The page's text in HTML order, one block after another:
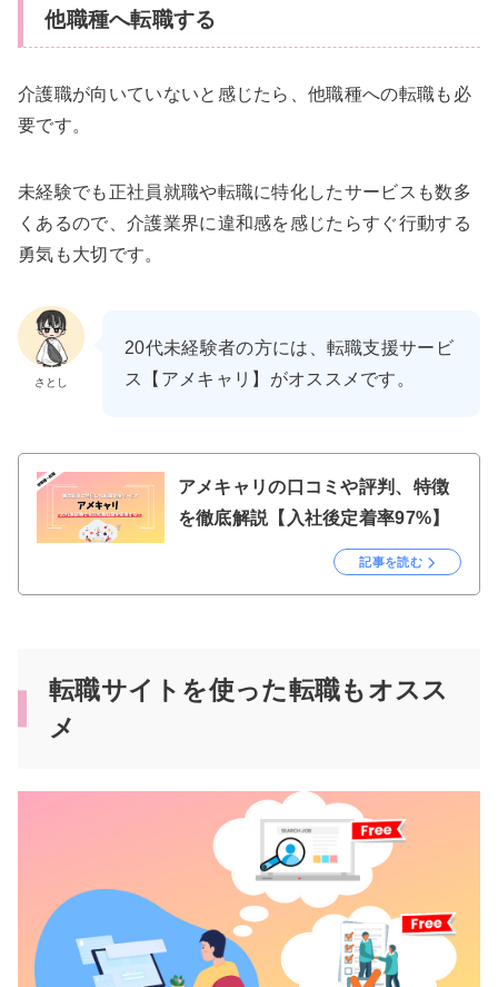
他職種へ転職する
介護職が向いていないと感じたら、他職種への転職も必
要です。
未経験でも正社員就職や転職に特化したサービスも数多
くあるので、介護業界に違和感を感じたらすぐ行動する
勇気も大切です。
さとし
20代未経験者の方には、転職支援サービ
ス【アメキャリ】がオススメです。
アメキャリの口コミや評判、特徴
を徹底解説【入社後定着率97%】
記事を読む
転職サイトを使った転職もオスス
メ